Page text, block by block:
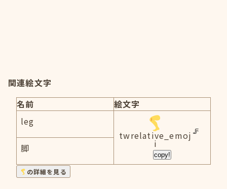
関連絵文字
名前
絵文字
leg
twrelative_emoj
i
copy!
脚
の詳細を見る